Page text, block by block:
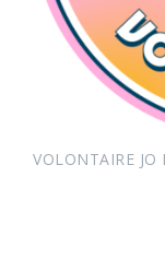
VOLONTAIRE JO